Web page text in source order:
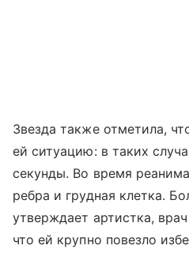
Звезда также отметила,
ей ситуацию: в таких
секунды. Во время
ребра и грудная клетка.
утверждает артистка,
что ей крупно повезло